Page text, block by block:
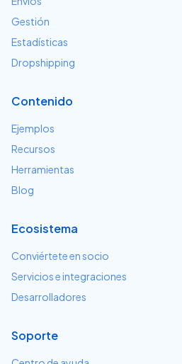
Gestión
Estadísticas
Dropshipping
Contenido
Ejemplos
Recursos
Herramientas
Blog
Ecosistema
Conviértete en socio
Servicios e integraciones
Desarrolladores
Soporte